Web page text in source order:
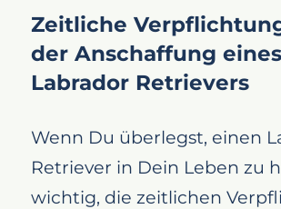
Zeitliche
der Anschaffung eines
Labrador Retrievers
Wenn Du überlegst, einen
Retriever in Dein Leben zu
wichtig, die zeitlichen